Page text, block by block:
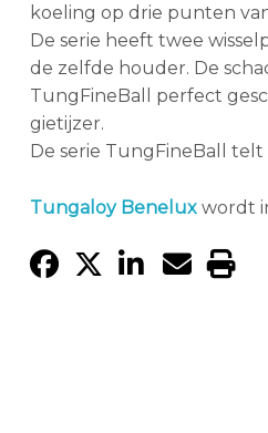
koeling op drie punten
De serie heeft twee
de zelfde houder. De
TungFineBall perfect
gietijzer.
De serie TungFineBall telt
Tungaloy Benelux wordt